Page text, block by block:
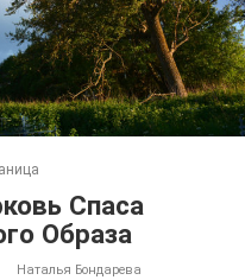
Спаса
Образа
Наталья Бондарева